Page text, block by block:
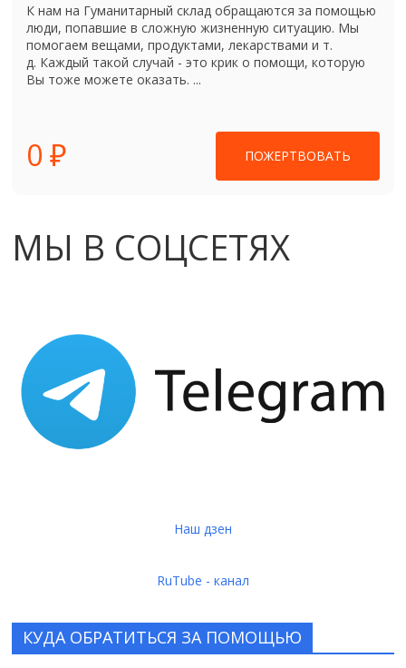
К нам на Гуманитарный склад обращаются за помощью
люди, попавшие в сложную жизненную ситуацию. Мы
помогаем вещами, продуктами, лекарствами и т.
д. Каждый такой случай - это крик о помощи, которую
Вы тоже можете оказать. ...
0 ₽ ПОЖЕРТВОВАТЬ
МЫ В СОЦСЕТЯХ
Наш дзен
RuTube - канал
КУДА ОБРАТИТЬСЯ ЗА ПОМОЩЬЮ